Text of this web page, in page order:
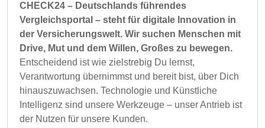
CHECK24 – Deutschlands führendes
Vergleichsportal – steht für digitale Innovation in
der Versicherungswelt. Wir suchen Menschen mit
Drive, Mut und dem Willen, Großes zu bewegen.
Entscheidend ist wie zielstrebig Du lernst,
Verantwortung übernimmst und bereit bist, über Dich
hinauszuwachsen. Technologie und Künstliche
Intelligenz sind unsere Werkzeuge – unser Antrieb ist
der Nutzen für unsere Kunden.